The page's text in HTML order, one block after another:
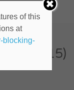
657315)
of this
at
blocking-